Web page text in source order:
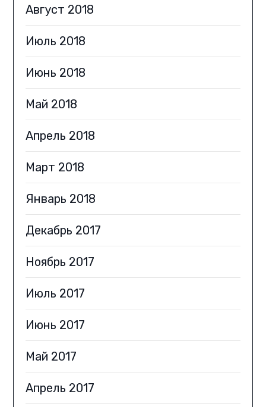
Август 2018
Июль 2018
Июнь 2018
Май 2018
Апрель 2018
Март 2018
Январь 2018
Декабрь 2017
Ноябрь 2017
Июль 2017
Июнь 2017
Май 2017
Апрель 2017